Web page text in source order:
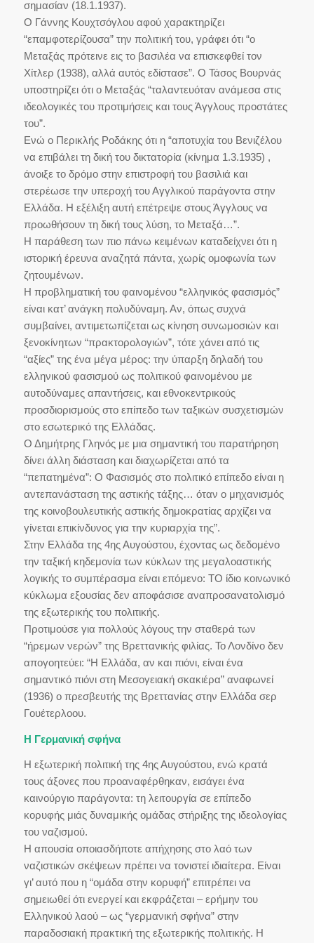
σημασίαν (18.1.1937).
Ο Γάννης Κουχτσόγλου αφού χαρακτηρίζει
“επαμφοτερίζουσα” την πολιτική του, γράφει ότι “ο
Μεταξάς πρότεινε εις το βασιλέα να επισκεφθεί τον
Χίτλερ (1938), αλλά αυτός εδίστασε”. Ο Τάσος Βουρνάς
υποστηρίζει ότι ο Μεταξάς “ταλαντευόταν ανάμεσα στις
ιδεολογικές του προτιμήσεις και τους Άγγλους προστάτες
του”.
Ενώ ο Περικλής Ροδάκης ότι η “αποτυχία του Βενιζέλου
να επιβάλει τη δική του δικτατορία (κίνημα 1.3.1935) ,
άνοιξε το δρόμο στην επιστροφή του βασιλιά και
στερέωσε την υπεροχή του Αγγλικού παράγοντα στην
Ελλάδα. Η εξέλιξη αυτή επέτρεψε στους Άγγλους να
προωθήσουν τη δική τους λύση, το Μεταξά…”.
Η παράθεση των πιο πάνω κειμένων καταδείχνει ότι η
ιστορική έρευνα αναζητά πάντα, χωρίς ομοφωνία των
ζητουμένων.
Η προβληματική του φαινομένου “ελληνικός φασισμός”
είναι κατ’ ανάγκη πολυδύναμη. Αν, όπως συχνά
συμβαίνει, αντιμετωπίζεται ως κίνηση συνωμοσιών και
ξενοκίνητων “πρακτορολογιών”, τότε χάνει από τις
“αξίες” της ένα μέγα μέρος: την ύπαρξη δηλαδή του
ελληνικού φασισμού ως πολιτικού φαινομένου με
αυτοδύναμες απαντήσεις, και εθνοκεντρικούς
προσδιορισμούς στο επίπεδο των ταξικών συσχετισμών
στο εσωτερικό της Ελλάδας.
Ο Δημήτρης Γληνός με μια σημαντική του παρατήρηση
δίνει άλλη διάσταση και διαχωρίζεται από τα
“πεπατημένα”: Ο Φασισμός στο πολιτικό επίπεδο είναι η
αντεπανάσταση της αστικής τάξης… όταν ο μηχανισμός
της κοινοβουλευτικής αστικής δημοκρατίας αρχίζει να
γίνεται επικίνδυνος για την κυριαρχία της”.
Στην Ελλάδα της 4ης Αυγούστου, έχοντας ως δεδομένο
την ταξική κηδεμονία των κύκλων της μεγαλοαστικής
λογικής το συμπέρασμα είναι επόμενο: ΤΟ ίδιο κοινωνικό
κύκλωμα εξουσίας δεν αποφάσισε αναπροσανατολισμό
της εξωτερικής του πολιτικής.
Προτιμούσε για πολλούς λόγους την σταθερά των
“ήρεμων νερών” της Βρεττανικής φιλίας. Το Λονδίνο δεν
απογοητεύει: “Η Ελλάδα, αν και πιόνι, είναι ένα
σημαντικό πιόνι στη Μεσογειακή σκακιέρα” αναφωνεί
(1936) ο πρεσβευτής της Βρεττανίας στην Ελλάδα σερ
Γουέτερλοου.
Η Γερμανική σφήνα
Η εξωτερική πολιτική της 4ης Αυγούστου, ενώ κρατά
τους άξονες που προαναφέρθηκαν, εισάγει ένα
καινούργιο παράγοντα: τη λειτουργία σε επίπεδο
κορυφής μιάς δυναμικής ομάδας στήριξης της ιδεολογίας
του ναζισμού.
Η απουσία οποιασδήποτε απήχησης στο λαό των
ναζιστικών σκέψεων πρέπει να τονιστεί ιδιαίτερα. Είναι
γι’ αυτό που η “ομάδα στην κορυφή” επιτρέπει να
σημειωθεί ότι ενεργεί και εκφράζεται – ερήμην του
Ελληνικού λαού – ως “γερμανική σφήνα” στην
παραδοσιακή πρακτική της εξωτερικής πολιτικής. Η